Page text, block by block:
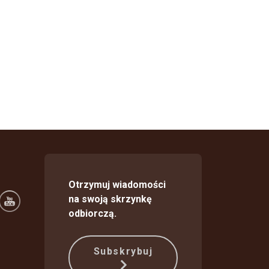
Otrzymuj wiadomości
na swoją skrzynkę
odbiorczą.